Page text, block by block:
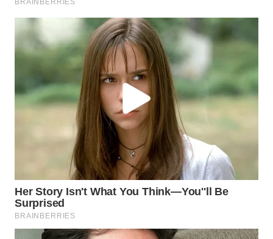
KARAWANG
BEKASI
WN
TAPANULI
UTARA